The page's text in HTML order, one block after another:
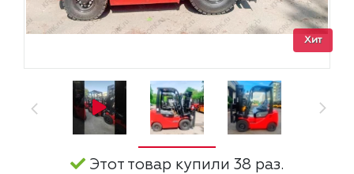
Хит
Этот товар купили 38 раз.